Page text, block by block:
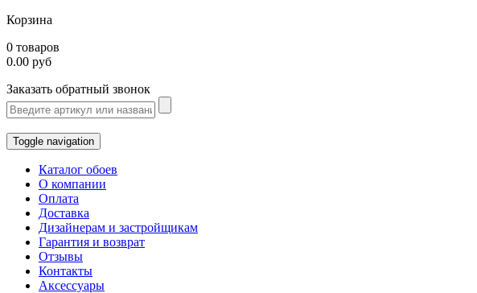
Корзина
0 товаров
0.00 руб
Заказать обратный звонок
Toggle navigation
Каталог обоев
О компании
Оплата
Доставка
Дизайнерам и застройщикам
Гарантия и возврат
Отзывы
Контакты
Аксессуары